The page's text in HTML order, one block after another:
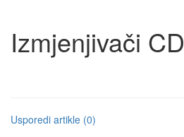
Izmjenjivači CD
Usporedi artikle (0)